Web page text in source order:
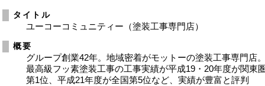
タイトル
ユーコーコミュニティー（塗装工事専門店）
概要
グループ創業42年。地域密着がモットーの塗装工事専門店
最高級フッ素塗装工事の工事実績が平成19・20年度が関東
第1位、平成21年度が全国第5位など、実績が豊富と評判